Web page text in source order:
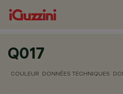
Q017
COULEUR DONNÉES TECHNIQUES